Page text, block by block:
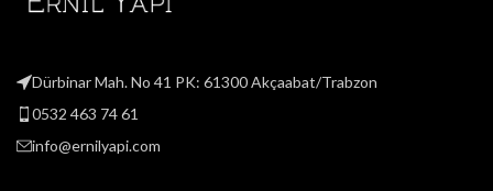
Dürbinar Mah. No 41 PK: 61300 Akçaabat/Trabzon
0532 463 74 61
info@ernilyapi.com